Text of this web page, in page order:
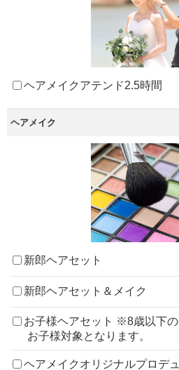
ヘアメイクアテンド2.5時間
ヘアメイク
新郎ヘアセット
新郎ヘアセット＆メイク
お子様ヘアセット ※8歳以下の
お子様対象となります。
ヘアメイクオリジナルプロデュ